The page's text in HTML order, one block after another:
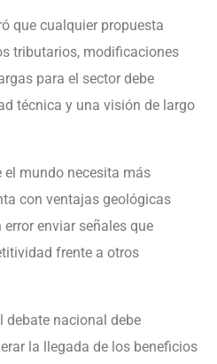
que cualquier propuesta
tributarios, modificaciones
para el sector debe
técnica y una visión de largo
el mundo necesita más
con ventajas geológicas
enviar señales que
frente a otros
debate nacional debe
la llegada de los beneficios